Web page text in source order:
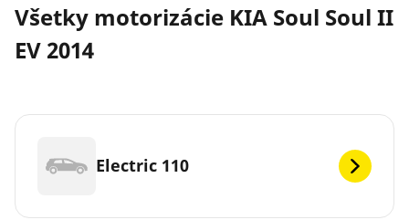
Všetky motorizácie KIA Soul Soul II
EV 2014
Electric 110